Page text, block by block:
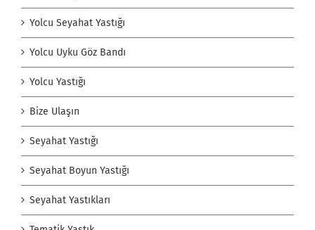
Yolcu Seyahat Yastığı
Yolcu Uyku Göz Bandı
Yolcu Yastığı
Bize Ulaşın
Seyahat Yastığı
Seyahat Boyun Yastığı
Seyahat Yastıkları